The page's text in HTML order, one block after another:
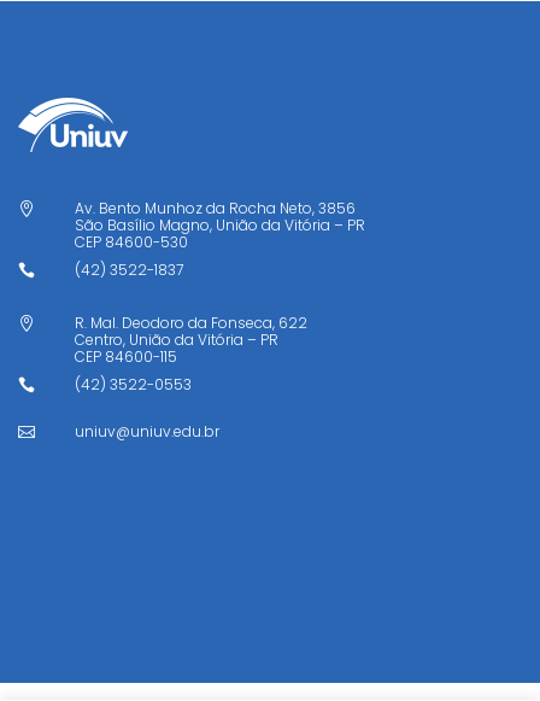

Av. Bento Munhoz da Rocha Neto, 3856
São Basílio Magno, União da Vitória – PR
CEP 84600-530
 (42) 3522-1837

R. Mal. Deodoro da Fonseca, 622
Centro, União da Vitória – PR
CEP 84600-115
 (42) 3522-0553
 uniuv@uniuv.edu.br